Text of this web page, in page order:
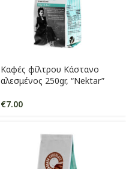
Καφές φίλτρου Κάστανο
αλεσμένος 250gr, “Nektar”
€7.00